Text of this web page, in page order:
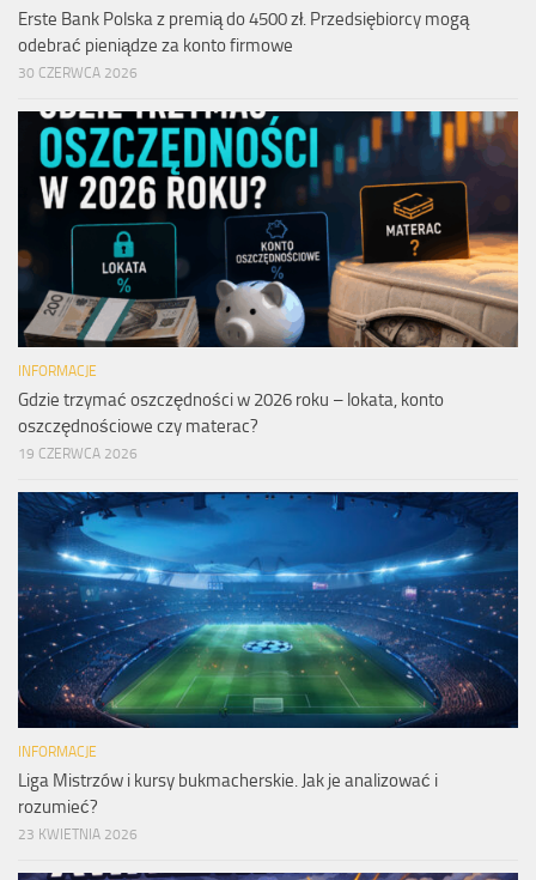
Erste Bank Polska z premią do 4500 zł. Przedsiębiorcy mogą
odebrać pieniądze za konto firmowe
30 CZERWCA 2026
INFORMACJE
Gdzie trzymać oszczędności w 2026 roku – lokata, konto
oszczędnościowe czy materac?
19 CZERWCA 2026
INFORMACJE
Liga Mistrzów i kursy bukmacherskie. Jak je analizować i
rozumieć?
23 KWIETNIA 2026